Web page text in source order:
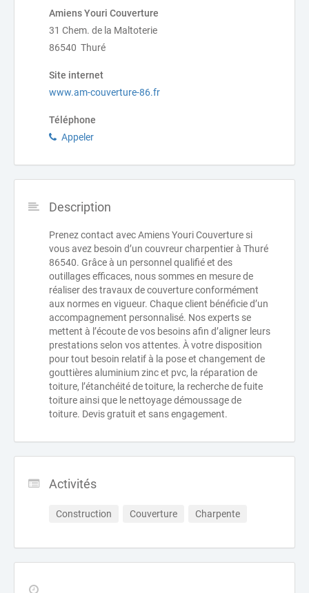
Amiens Youri Couverture
31 Chem. de la Maltoterie
86540 Thuré
Site internet
www.am-couverture-86.fr
Téléphone
Appeler
Description
Prenez contact avec Amiens Youri Couverture si
vous avez besoin d’un couvreur charpentier à Thuré
86540. Grâce à un personnel qualifié et des
outillages efficaces, nous sommes en mesure de
réaliser des travaux de couverture conformément
aux normes en vigueur. Chaque client bénéficie d’un
accompagnement personnalisé. Nos experts se
mettent à l’écoute de vos besoins afin d’aligner leurs
prestations selon vos attentes. À votre disposition
pour tout besoin relatif à la pose et changement de
gouttières aluminium zinc et pvc, la réparation de
toiture, l’étanchéité de toiture, la recherche de fuite
toiture ainsi que le nettoyage démoussage de
toiture. Devis gratuit et sans engagement.
Activités
Construction Couverture Charpente